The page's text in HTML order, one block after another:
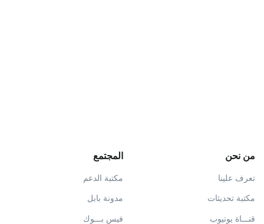
من نحن
تعرف علينا
مكتبة تحديثات
قنـــاة يوتيوب
المجتمع
مكتبة الدعم
مدونة بابل
فيس بـــوك